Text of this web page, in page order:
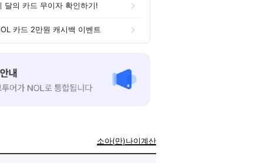
달의 카드 무이자 확인하기!
카드 2만원 캐시백 이벤트
소아(만)나이계산